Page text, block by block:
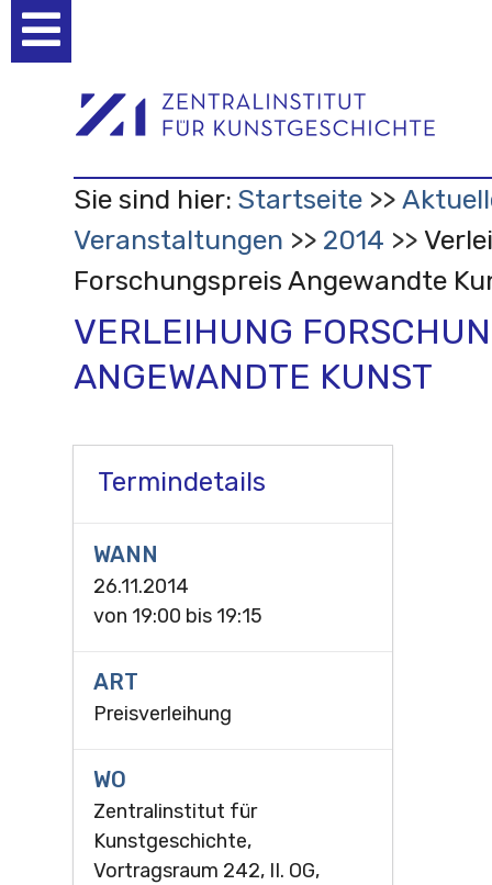
Werkzeuge
Sie sind hier: Startseite
Veranstaltungen
2014
Forschungspreis Angewandte
VERLEIHUNG
ANGEWANDTE KUNST
Termindetails
WANN
26.11.2014
von 19:00 bis 19:15
ART
Preisverleihung
WO
Zentralinstitut für
Kunstgeschichte,
Vortragsraum 242, II. OG,